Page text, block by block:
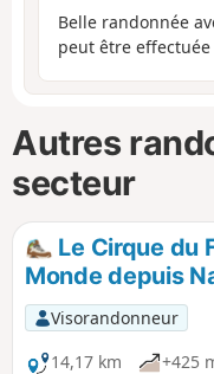
Belle randonnée
peut être
Autres
secteur
Le Cirque du
Monde depuis
Visorandonneur
14,17 km
+425